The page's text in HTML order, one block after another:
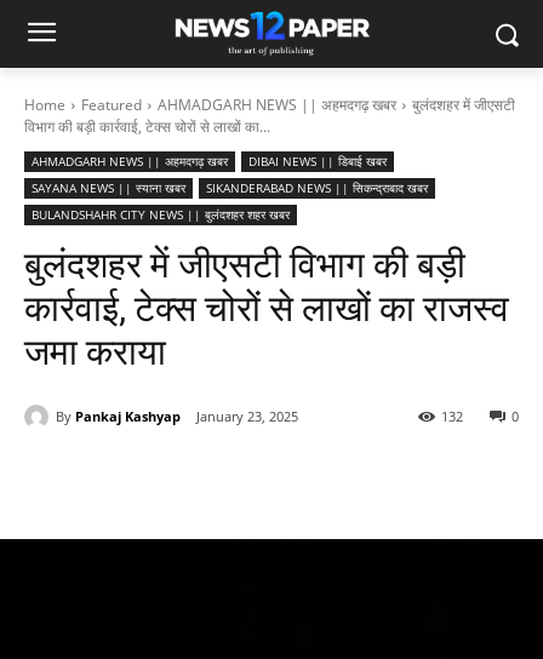
Home Featured AHMADGARH NEWS || अहमदगढ़ खबर
बुलंदशहर में जीएसटी
विभाग की बड़ी कार्रवाई, टेक्स चोरों से लाखों का...
AHMADGARH NEWS || अहमदगढ़ खबर
DIBAI NEWS || डिबाई खबर
SAYANA NEWS || स्याना खबर
SIKANDERABAD NEWS || सिकन्द्राबाद खबर
BULANDSHAHR CITY NEWS || बुलंदशहर शहर खबर
बुलंदशहर में जीएसटी विभाग की बड़ी
कार्रवाई, टेक्स चोरों से लाखों का राजस्व
जमा कराया
By Pankaj Kashyap January 23, 2025 0
132